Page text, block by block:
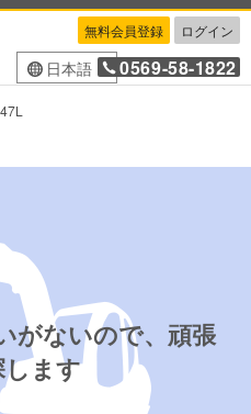
無料会員登録 ログイン
日本語 0569-58-1822
がないので、頑張
ます